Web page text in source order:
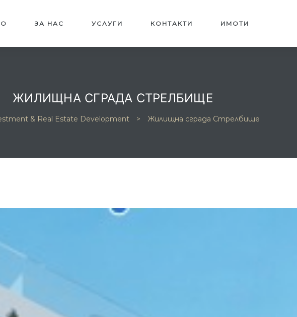
ЗА НАС УСЛУГИ КОНТАКТИ ИМОТИ
ЖИЛИЩНА СГРАДА СТРЕЛБИЩЕ
& Real Estate Development > Жилищна сграда Стрелбище